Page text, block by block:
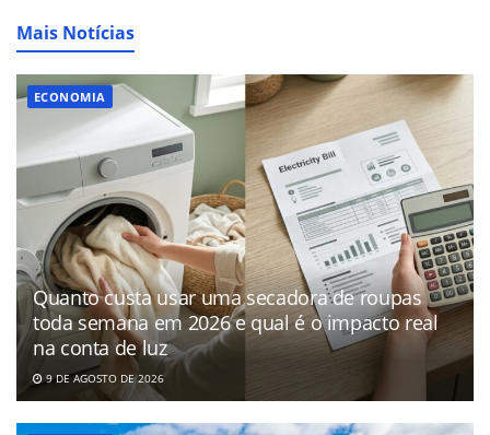
Mais Notícias
ECONOMIA
Quanto custa usar uma secadora de roupas
toda semana em 2026 e qual é o impacto real
na conta de luz
9 DE AGOSTO DE 2026